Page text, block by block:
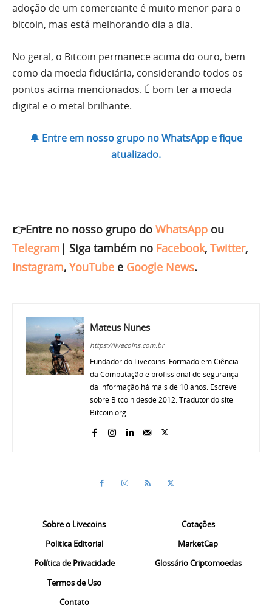
adoção de um comerciante é muito menor para o
bitcoin, mas está melhorando dia a dia.
No geral, o Bitcoin permanece acima do ouro, bem
como da moeda fiduciária, considerando todos os
pontos acima mencionados. É bom ter a moeda
digital e o metal brilhante.
🔔 Entre em nosso grupo no WhatsApp e fique
atualizado.
👉Entre no nosso grupo do WhatsApp ou
Telegram | Siga também no Facebook, Twitter,
Instagram, YouTube e Google News.
Mateus Nunes
https://livecoins.com.br
Fundador do Livecoins. Formado em Ciência
da Computação e profissional de segurança
da informação há mais de 10 anos. Escreve
sobre Bitcoin desde 2012. Tradutor do site
Bitcoin.org
Sobre o Livecoins
Politica Editorial
Política de Privacidade
Termos de Uso
Contato
Cotações
MarketCap
Glossário Criptomoedas